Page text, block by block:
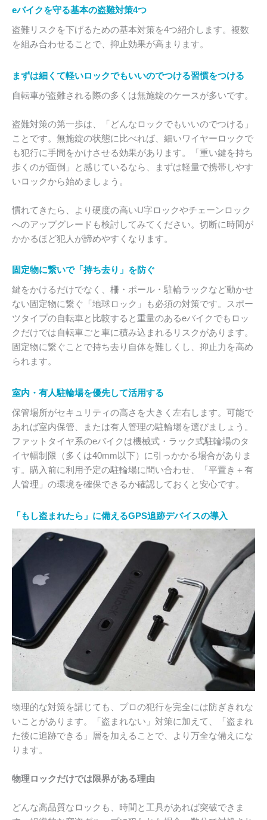
eバイクを守る基本の盗難対策4つ
盗難リスクを下げるための基本対策を4つ紹介します。複数
を組み合わせることで、抑止効果が高まります。
まずは細くて軽いロックでもいいのでつける習慣をつける
自転車が盗難される際の多くは無施錠のケースが多いです。
盗難対策の第一歩は、「どんなロックでもいいのでつける」
ことです。無施錠の状態に比べれば、細いワイヤーロックで
も犯行に手間をかけさせる効果があります。「重い鍵を持ち
歩くのが面倒」と感じているなら、まずは軽量で携帯しやす
いロックから始めましょう。
慣れてきたら、より硬度の高いU字ロックやチェーンロック
へのアップグレードも検討してみてください。切断に時間が
かかるほど犯人が諦めやすくなります。
固定物に繋いで「持ち去り」を防ぐ
鍵をかけるだけでなく、柵・ポール・駐輪ラックなど動かせ
ない固定物に繋ぐ「地球ロック」も必須の対策です。スポー
ツタイプの自転車と比較すると重量のあるeバイクでもロッ
クだけでは自転車ごと車に積み込まれるリスクがあります。
固定物に繋ぐことで持ち去り自体を難しくし、抑止力を高め
られます。
室内・有人駐輪場を優先して活用する
保管場所がセキュリティの高さを大きく左右します。可能で
あれば室内保管、または有人管理の駐輪場を選びましょう。
ファットタイヤ系のeバイクは機械式・ラック式駐輪場のタ
イヤ幅制限（多くは40mm以下）に引っかかる場合がありま
す。購入前に利用予定の駐輪場に問い合わせ、「平置き＋有
人管理」の環境を確保できるか確認しておくと安心です。
「もし盗まれたら」に備えるGPS追跡デバイスの導入
物理的な対策を講じても、プロの犯行を完全には防ぎきれな
いことがあります。「盗まれない」対策に加えて、「盗まれ
た後に追跡できる」層を加えることで、より万全な備えにな
ります。
物理ロックだけでは限界がある理由
どんな高品質なロックも、時間と工具があれば突破できま